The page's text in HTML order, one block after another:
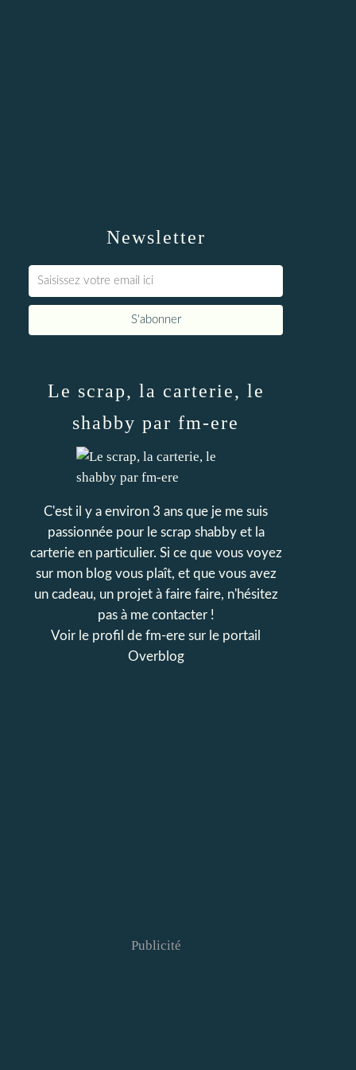
Newsletter
Le scrap, la carterie, le
shabby par fm-ere
C'est il y a environ 3 ans que je me suis
passionnée pour le scrap shabby et la
carterie en particulier. Si ce que vous voyez
sur mon blog vous plaît, et que vous avez
un cadeau, un projet à faire faire, n'hésitez
pas à me contacter !
Voir le profil de fm-ere sur le portail
Overblog
Publicité